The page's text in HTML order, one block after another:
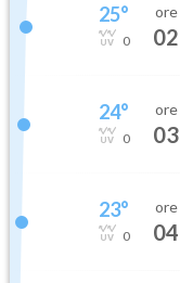
25°
0
ore
02
24°
0
ore
03
23°
0
ore
04